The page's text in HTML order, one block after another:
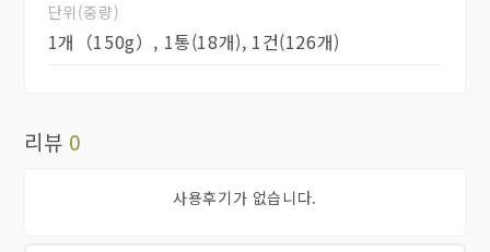
단위(중량)
1개（150g）, 1통(18개), 1건(126개)
리뷰 0
사용후기가 없습니다.